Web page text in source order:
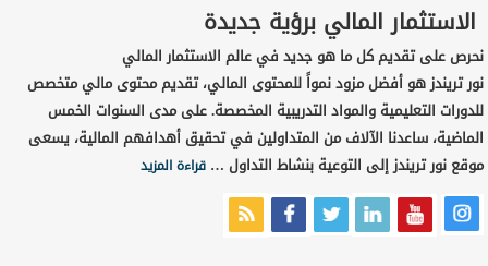
الاستثمار المالي برؤية جديدة
نحرص على تقديم كل ما هو جديد في عالم الاستثمار المالي
نور تريندز هو أفضل مزود نمواً للمحتوى المالي، تقديم محتوى مالي متخصص
للدورات التعليمية والمواد التدريبية المخصصة. على مدى السنوات الخمس
الماضية، ساعدنا الآلاف من المتداولين في تحقيق أهدافهم المالية، يسعى
موقع نور تريندز إلى التوعية بنشاط التداول …قراءة المزيد